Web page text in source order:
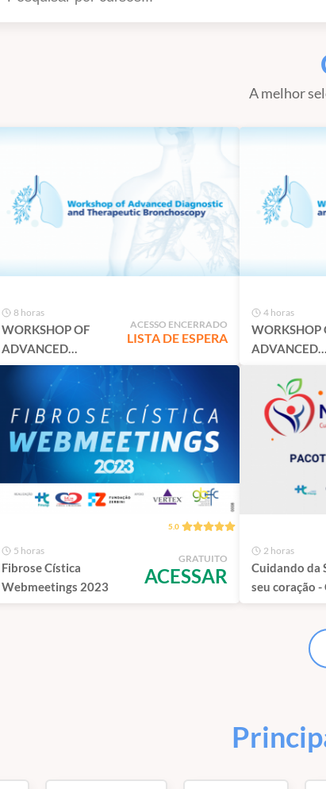
A melhor
8 horas
WORKSHOP OF
ADVANCED
DIAGNOSTIC AND
THERAPEUTIC
BRONCHOSCOPY-
(HANDS-
ON+TEÓRICO)
ACESSO ENCERRADO
LISTA DE ESPERA
4 horas
WORKSHOP
ADVANCED
THERAPEUTIC
(TEÓRICO
5.0
5 horas
Fibrose Cística
Webmeetings 2023
GRATUITO
ACESSAR
2 horas
Cuidando da
seu coração -
completo